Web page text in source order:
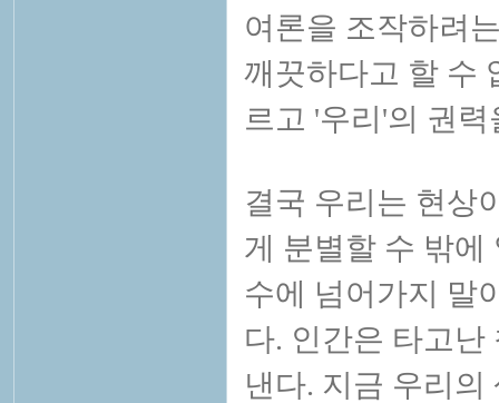
여론을 조작하려
깨끗하다고 할 수
르고 '우리'의 권
결국 우리는 현상
게 분별할 수 밖에
수에 넘어가지 말
다. 인간은 타고
낸다. 지금 우리